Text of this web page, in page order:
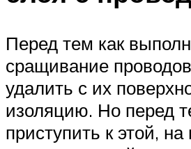
Перед тем как
сращивание
удалить с их
изоляцию. Но перед
приступить к этой,